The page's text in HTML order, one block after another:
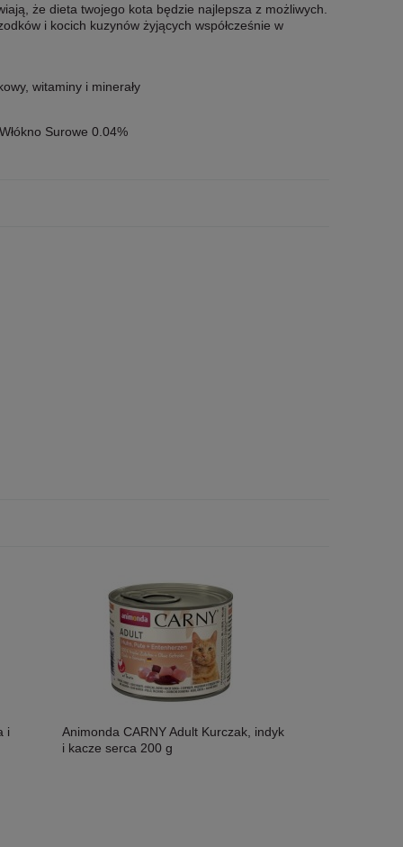
że dieta twojego kota będzie najlepsza z możliwych.
i kocich kuzynów żyjących współcześnie w
witaminy i minerały
Surowe 0.04%
i
Animonda CARNY Adult Kurczak, indyk
i kacze serca 200 g